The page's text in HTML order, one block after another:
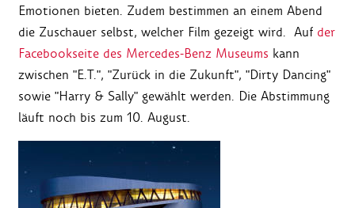
Emotionen bieten. Zudem bestimmen an einem Abend
die Zuschauer selbst, welcher Film gezeigt wird. Auf der
Facebookseite des Mercedes-Benz Museums kann
zwischen "E.T.", "Zurück in die Zukunft", "Dirty Dancing"
sowie "Harry & Sally" gewählt werden. Die Abstimmung
läuft noch bis zum 10. August.